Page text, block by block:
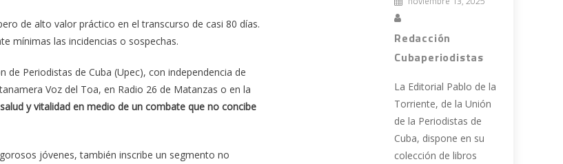
de alto valor práctico en el transcurso de casi 80 días.
mínimas las incidencias o sospechas.
Periodistas de Cuba (Upec), con independencia de
Voz del Toa, en Radio 26 de Matanzas o en la
y vitalidad en medio de un combate que no concibe
jóvenes, también inscribe un segmento no
Redacción
Cubaperiodistas
La Editorial Pablo de la
Torriente, de la Unión
de la Periodistas de
Cuba, dispone en su
colección de libros